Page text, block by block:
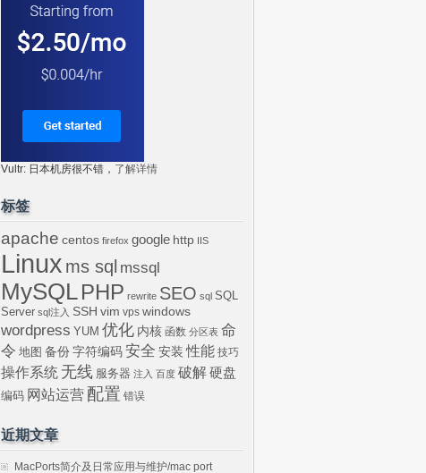
Vultr: 日本机房很不错， 了解详情
标签
apache centos firefox google http IIS
Linux ms sql mssql
MySQLPHP rewrite SEO sql SQL
Server sql注入 SSH vim vps windows
wordpress YUM 优化 内核 函数 分区表 命
令 地图 备份 字符编码 安全 安装 性能 技巧
操作系统 无线 服务器 注入 百度 破解硬盘
编码 网站运营 配置 错误
近期文章
MacPorts简介及日常应用与维护/mac port